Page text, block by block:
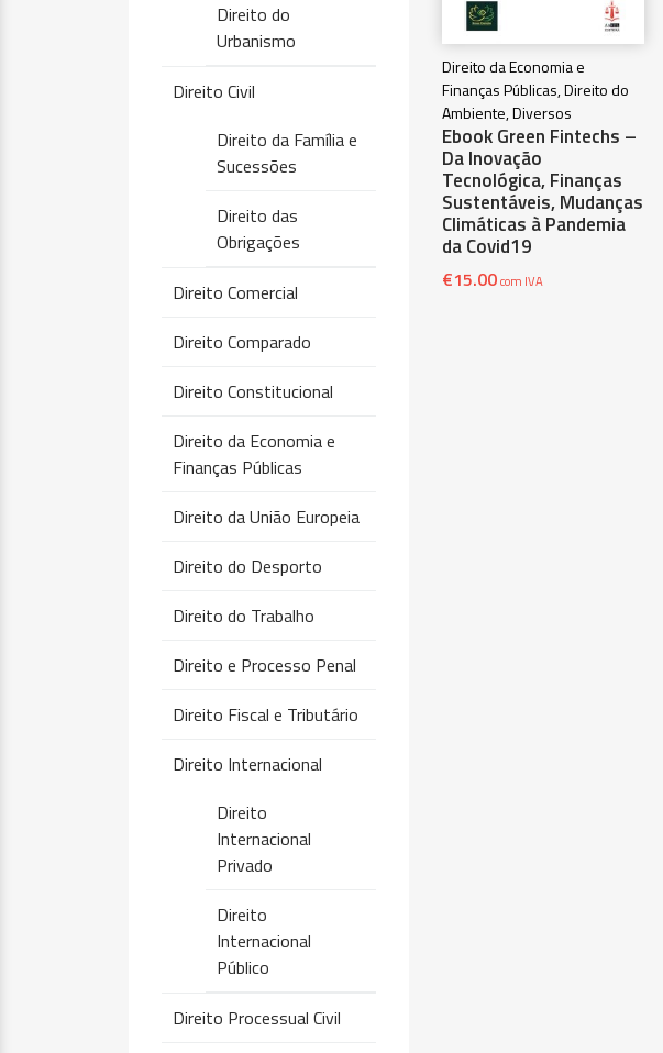
Direito do
Urbanismo
Direito Civil
Direito da Família e
Sucessões
Direito das
Obrigações
Direito Comercial
Direito Comparado
Direito Constitucional
Direito da Economia e
Finanças Públicas
Direito da União Europeia
Direito do Desporto
Direito do Trabalho
Direito e Processo Penal
Direito Fiscal e Tributário
Direito Internacional
Direito
Internacional
Privado
Direito
Internacional
Público
Direito Processual Civil
Direito da Economia e
Finanças Públicas, Direito do
Ambiente, Diversos
Ebook Green Fintechs –
Da Inovação
Tecnológica, Finanças
Sustentáveis, Mudanças
Climáticas à Pandemia
da Covid19
€15.00com IVA